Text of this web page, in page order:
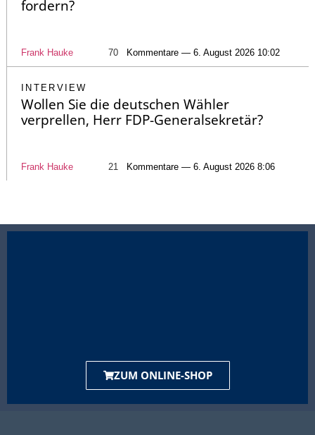
fordern?
Frank Hauke 70 Kommentare — 6. August 2026 10:02
INTERVIEW
Wollen Sie die deutschen Wähler
verprellen, Herr FDP-Generalsekretär?
Frank Hauke 21 Kommentare — 6. August 2026 8:06
ZUM ONLINE-SHOP